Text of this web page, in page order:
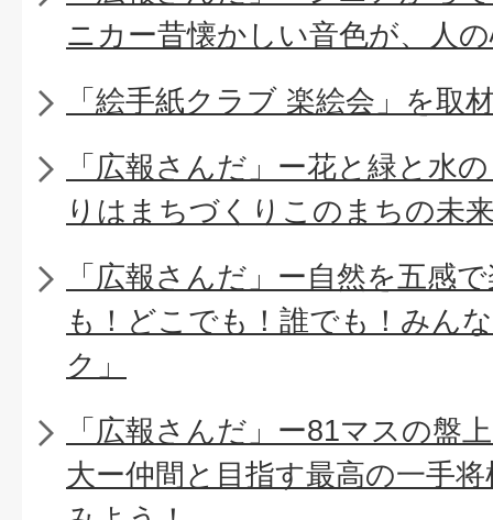
ニカー昔懐かしい音色が、人
「絵手紙クラブ 楽絵会」を取
「広報さんだ」ー花と緑と水
りはまちづくりこのまちの未
「広報さんだ」ー自然を五感
も！どこでも！誰でも！みん
ク」
「広報さんだ」ー81マスの盤
大ー仲間と目指す最高の一手